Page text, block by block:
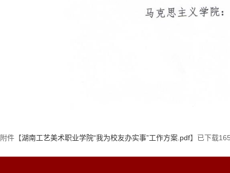
附件【湖南工艺美术职业学院“我为校友办实事”工作方案.pdf】已下载